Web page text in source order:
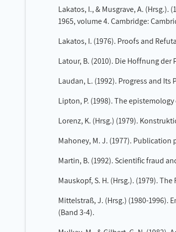
Lakatos, I., & Musgrave, A.
1965, volume 4. Cambridge:
Lakatos, I. (1976). Proofs and
Latour, B. (2010). Die Hoffnung
Laudan, L. (1992). Progress and
Lipton, P. (1998). The
Lorenz, K. (Hrsg.) (1979).
Mahoney, M. J. (1977). Publication
Martin, B. (1992). Scientific fraud
Mauskopf, S. H. (Hrsg.). (1979).
Mittelstraß, J. (Hrsg.) (1980-1996).
(Band 3-4).